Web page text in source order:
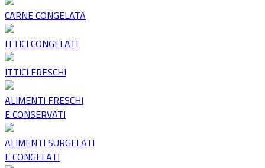
CARNE CONGELATA
ITTICI CONGELATI
ITTICI FRESCHI
ALIMENTI FRESCHI
E CONSERVATI
ALIMENTI SURGELATI
E CONGELATI